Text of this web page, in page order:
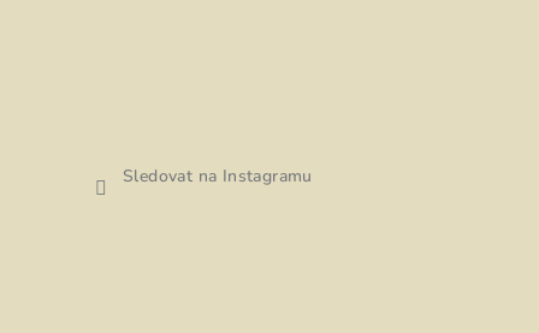
Sledovat na Instagramu